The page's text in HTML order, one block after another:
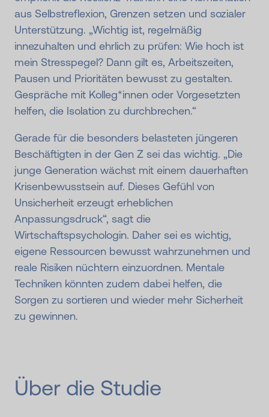
aus Selbstreflexion, Grenzen setzen und sozialer
Unterstützung. „Wichtig ist, regelmäßig
innezuhalten und ehrlich zu prüfen: Wie hoch ist
mein Stresspegel? Dann gilt es, Arbeitszeiten,
Pausen und Prioritäten bewusst zu gestalten.
Gespräche mit Kolleg*innen oder Vorgesetzten
helfen, die Isolation zu durchbrechen.“
Gerade für die besonders belasteten jüngeren
Beschäftigten in der Gen Z sei das wichtig. „Die
junge Generation wächst mit einem dauerhaften
Krisenbewusstsein auf. Dieses Gefühl von
Unsicherheit erzeugt erheblichen
Anpassungsdruck“, sagt die
Wirtschaftspsychologin. Daher sei es wichtig,
eigene Ressourcen bewusst wahrzunehmen und
reale Risiken nüchtern einzuordnen. Mentale
Techniken könnten zudem dabei helfen, die
Sorgen zu sortieren und wieder mehr Sicherheit
zu gewinnen.
Über die Studie